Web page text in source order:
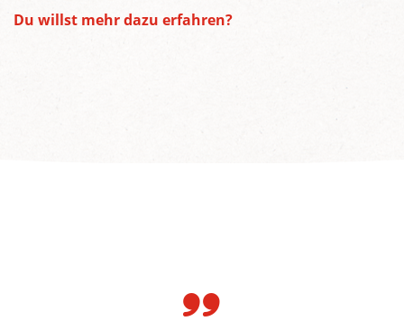
Du willst mehr dazu erfahren?